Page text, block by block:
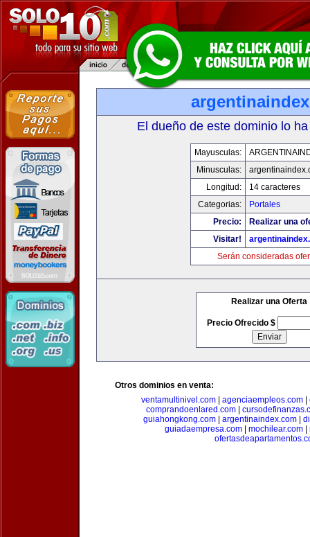
El dueño de este dominio lo
Mayusculas:
Minusculas:
Longitud:
14 caracteres
Categorias:
Portales
Precio:
Realizar una
Visitar!
Serán consideradas
Realizar una Oferta
Precio Ofrecido $
Otros dominios en venta:
ventamultinivel.com| agenciaempleos.com|
comprandoenlared.com|
guiahongkong.com| argentinaindex.com|
guiadaempresa.com
mochilear.com